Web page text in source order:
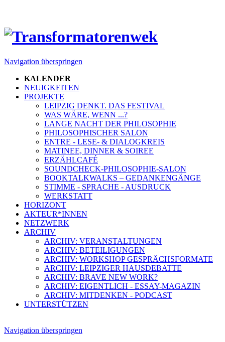
Navigation überspringen
KALENDER
NEUIGKEITEN
PROJEKTE
LEIPZIG DENKT. DAS FESTIVAL
WAS WÄRE, WENN ...?
LANGE NACHT DER PHILOSOPHIE
PHILOSOPHISCHER SALON
ENTRE - LESE- & DIALOGKREIS
MATINEE, DINNER & SOIREE
ERZÄHLCAFÉ
SOUNDCHECK-PHILOSOPHIE-SALON
BOOKTALKWALKS – GEDANKENGÄNGE
STIMME - SPRACHE - AUSDRUCK
WERKSTATT
HORIZONT
AKTEUR*INNEN
NETZWERK
ARCHIV
ARCHIV: VERANSTALTUNGEN
ARCHIV: BETEILIGUNGEN
ARCHIV: WORKSHOP GESPRÄCHSFORMATE
ARCHIV: LEIPZIGER HAUSDEBATTE
ARCHIV: BRAVE NEW WORK?
ARCHIV: EIGENTLICH - ESSAY-MAGAZIN
ARCHIV: MITDENKEN - PODCAST
UNTERSTÜTZEN
Navigation überspringen